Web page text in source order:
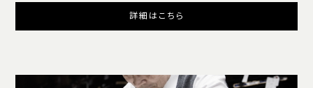
詳細はこちら